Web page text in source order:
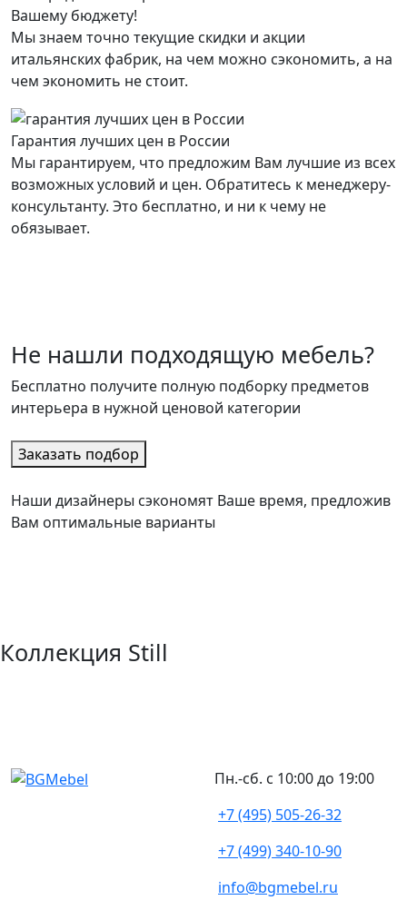
Вашему бюджету!
Мы знаем точно текущие скидки и акции
итальянских фабрик, на чем можно сэкономить, а на
чем экономить не стоит.
Гарантия лучших цен в России
Мы гарантируем, что предложим Вам лучшие из всех
возможных условий и цен. Обратитесь к менеджеру-
консультанту. Это бесплатно, и ни к чему не
обязывает.
Не нашли подходящую мебель?
Бесплатно получите полную подборку предметов
интерьера в нужной ценовой категории
Заказать подбор
Наши дизайнеры сэкономят Ваше время, предложив
Вам оптимальные варианты
Коллекция Still
Пн.-сб. с 10:00 до 19:00
+7 (495) 505-26-32
+7 (499) 340-10-90
info@bgmebel.ru